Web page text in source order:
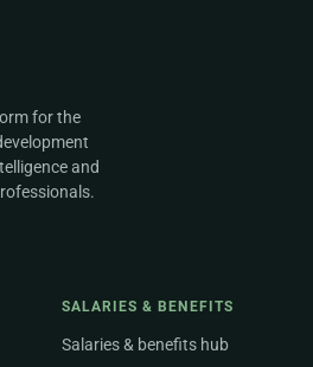
for the
and
SALARIES & BENEFITS
Salaries & benefits hub